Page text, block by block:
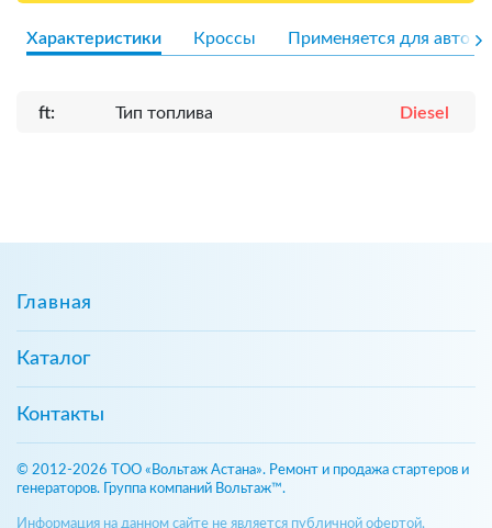
Характеристики Кроссы Применяется для авто
ft: Тип топлива Diesel
Главная
Каталог
Контакты
© 2012-2026 ТОО «Вольтаж Астана». Ремонт и продажа стартеров и
генераторов. Группа компаний Вольтаж™.
Информация на данном сайте не является публичной офертой,